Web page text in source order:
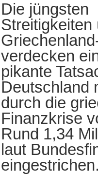
Die jüngsten
Streitigkeiten
verdecken
pikante
Deutschland
durch die
Finanzkrise
Rund 1,34
laut